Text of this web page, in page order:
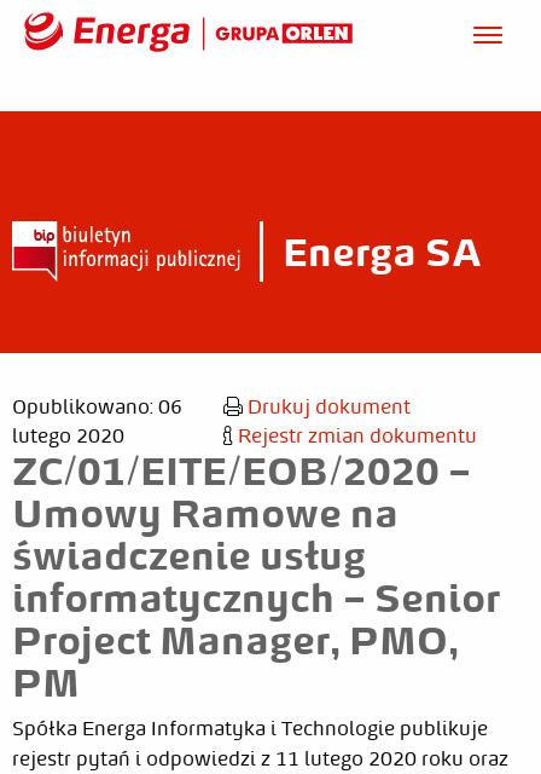
Energa SA
Opublikowano: 06
lutego 2020
Drukuj dokument
Rejestr zmian dokumentu
ZC/01/EITE/EOB/2020 –
Umowy Ramowe na
świadczenie usług
informatycznych – Senior
Project Manager, PMO,
PM
Spółka Energa Informatyka i Technologie publikuje
rejestr pytań i odpowiedzi z 11 lutego 2020 roku oraz